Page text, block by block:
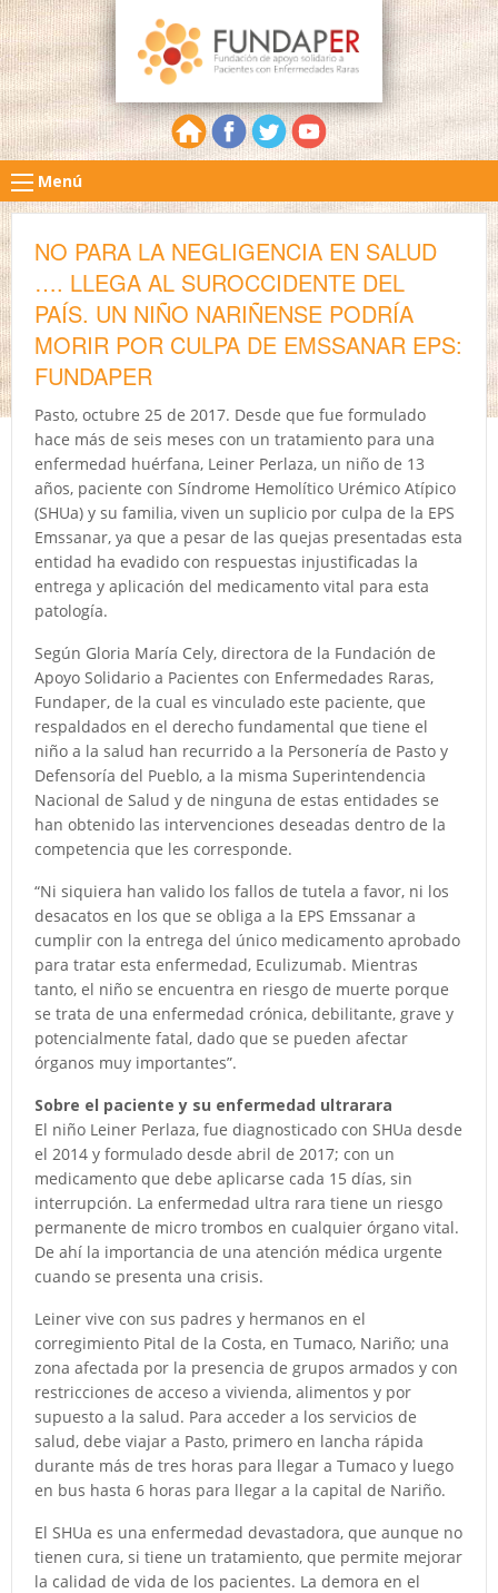
Menú
NO PARA LA NEGLIGENCIA EN SALUD
…. LLEGA AL SUROCCIDENTE DEL
PAÍS. UN NIÑO NARIÑENSE PODRÍA
MORIR POR CULPA DE EMSSANAR EPS:
FUNDAPER
Pasto, octubre 25 de 2017. Desde que fue formulado
hace más de seis meses con un tratamiento para una
enfermedad huérfana, Leiner Perlaza, un niño de 13
años, paciente con Síndrome Hemolítico Urémico Atípico
(SHUa) y su familia, viven un suplicio por culpa de la EPS
Emssanar, ya que a pesar de las quejas presentadas esta
entidad ha evadido con respuestas injustificadas la
entrega y aplicación del medicamento vital para esta
patología.
Según Gloria María Cely, directora de la Fundación de
Apoyo Solidario a Pacientes con Enfermedades Raras,
Fundaper, de la cual es vinculado este paciente, que
respaldados en el derecho fundamental que tiene el
niño a la salud han recurrido a la Personería de Pasto y
Defensoría del Pueblo, a la misma Superintendencia
Nacional de Salud y de ninguna de estas entidades se
han obtenido las intervenciones deseadas dentro de la
competencia que les corresponde.
“Ni siquiera han valido los fallos de tutela a favor, ni los
desacatos en los que se obliga a la EPS Emssanar a
cumplir con la entrega del único medicamento aprobado
para tratar esta enfermedad, Eculizumab. Mientras
tanto, el niño se encuentra en riesgo de muerte porque
se trata de una enfermedad crónica, debilitante, grave y
potencialmente fatal, dado que se pueden afectar
órganos muy importantes”.
Sobre el paciente y su enfermedad ultrarara
El niño Leiner Perlaza, fue diagnosticado con SHUa desde
el 2014 y formulado desde abril de 2017; con un
medicamento que debe aplicarse cada 15 días, sin
interrupción. La enfermedad ultra rara tiene un riesgo
permanente de micro trombos en cualquier órgano vital.
De ahí la importancia de una atención médica urgente
cuando se presenta una crisis.
Leiner vive con sus padres y hermanos en el
corregimiento Pital de la Costa, en Tumaco, Nariño; una
zona afectada por la presencia de grupos armados y con
restricciones de acceso a vivienda, alimentos y por
supuesto a la salud. Para acceder a los servicios de
salud, debe viajar a Pasto, primero en lancha rápida
durante más de tres horas para llegar a Tumaco y luego
en bus hasta 6 horas para llegar a la capital de Nariño.
El SHUa es una enfermedad devastadora, que aunque no
tienen cura, si tiene un tratamiento, que permite mejorar
la calidad de vida de los pacientes. La demora en el